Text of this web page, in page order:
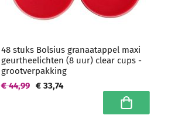
48 stuks Bolsius granaatappel maxi
geurtheelichten (8 uur) clear cups -
grootverpakking
€ 33,74
€ 44,99
In winkelwagen